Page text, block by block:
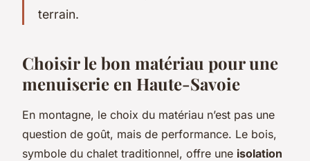
terrain.
Choisir le bon matériau pour une
menuiserie en Haute-Savoie
En montagne, le choix du matériau n’est pas une
question de goût, mais de performance. Le bois,
symbole du chalet traditionnel, offre une isolation